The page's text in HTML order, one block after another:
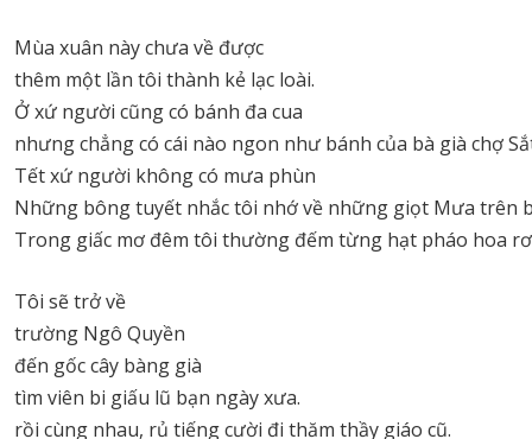
Mùa xuân này chưa về được
thêm một lần tôi thành kẻ lạc loài.
Ở xứ người cũng có bánh đa cua
nhưng chẳng có cái nào ngon như bánh của bà già chợ
Tết xứ người không có mưa phùn
Những bông tuyết nhắc tôi nhớ về những giọt Mưa trên
Trong giấc mơ đêm tôi thường đếm từng hạt pháo hoa
Tôi sẽ trở về
trường Ngô Quyền
đến gốc cây bàng già
tìm viên bi giấu lũ bạn ngày xưa.
rồi cùng nhau, rủ tiếng cười đi thăm thầy giáo cũ.